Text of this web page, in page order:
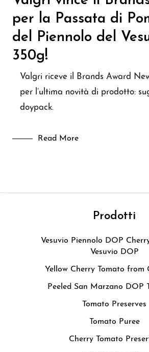
per la Passata di
del Piennolo del
350g!
Valgri riceve il Brands Award
per l’ultima novità di prodotto:
doypack.
Read More
Prodotti
Vesuvio Piennolo DOP
Vesuvio DOP
Yellow Cherry Tomato from
Peeled San Marzano DOP
Tomato Preserves
Tomato Puree
Cherry Tomato